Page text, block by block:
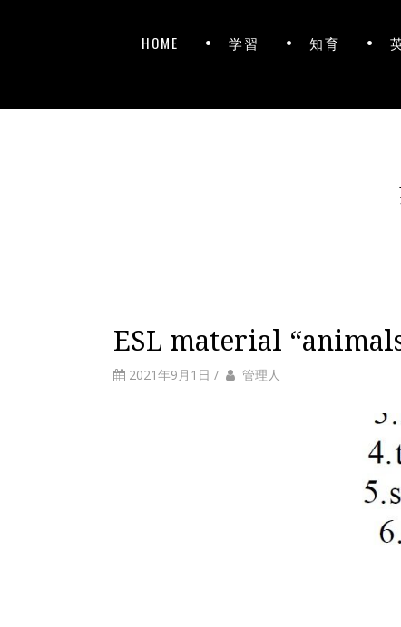
HOME 学習 知育
ESL material
2021年9月1日 / 管理人